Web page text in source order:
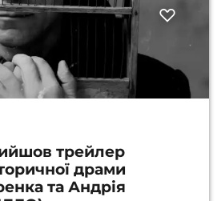
трейлер
драми
та Андрія